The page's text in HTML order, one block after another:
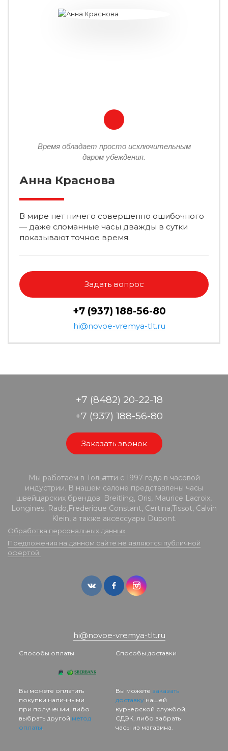
Время обладает просто исключительным
даром убеждения.
Анна Краснова
В мире нет ничего совершенно ошибочного
— даже сломанные часы дважды в сутки
показывают точное время.
Задать вопрос
+7 (937) 188-56-80
hi@novoe-vremya-tlt.ru
+7 (8482) 20-22-18
+7 (937) 188-56-80
Заказать звонок
Мы работаем в Тольятти с 1997 года в часовой
индустрии. В нашем салоне представлены часы
швейцарских брендов: Breitling, Oris, Maurice Lacroix,
Longines, Rado,Frederique Constant, Certina,Tissot, Calvin
Klein, а также аксессуары Dupont.
Обработка персональных данных
Предложения на данном сайте не являются публичной
офертой.
hi@novoe-vremya-tlt.ru
Способы оплаты
Вы можете оплатить
покупки наличными
при получении, либо
выбрать другой метод
оплаты.
Способы доставки
Вы можете заказать
доставкунашей
курьерской службой,
СДЭК, либо забрать
часы из магазина.